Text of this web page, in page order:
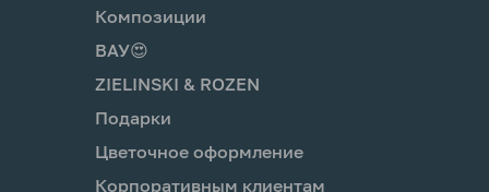
Композиции
ВАУ😍
ZIELINSKI & ROZEN
Подарки
Цветочное оформление
Корпоративным клиентам